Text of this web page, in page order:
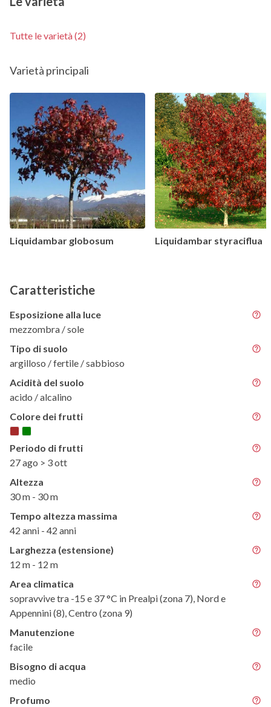
Tutte le varietà (2)
Varietà principali
Liquidambar globosum Liquidambar styraciflua
Caratteristiche
Esposizione alla luce
mezzombra / sole
Tipo di suolo
argilloso / fertile / sabbioso
Acidità del suolo
acido / alcalino
Colore dei frutti
Periodo di frutti
27 ago > 3 ott
Altezza
30 m - 30 m
Tempo altezza massima
42 anni - 42 anni
Larghezza (estensione)
12 m - 12 m
Area climatica
sopravvive tra -15 e 37 °C in Prealpi (zona 7), Nord e
Appennini (8), Centro (zona 9)
Manutenzione
facile
Bisogno di acqua
medio
Profumo